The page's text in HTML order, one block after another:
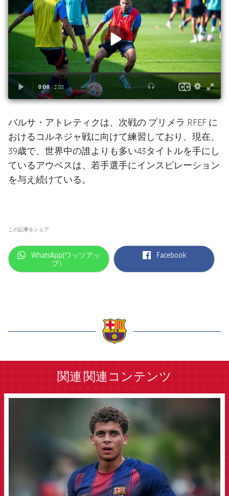
バルサ・アトレティクは、次戦の プリメラ RFEF に
おけるコルネジャ戦に向けて練習しており、現在、
39歳で、世界中の誰よりも多い43タイトルを手にし
ているアウベスは、若手選手にインスピレーション
を与え続けている。
この記事をシェア
label.aria.whatsapp
WhatsApp(ワッツアッ
プ）
label.aria.facebook
Facebook
関連 関連コンテンツ